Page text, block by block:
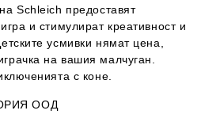
Schleich предоставят
и стимулират креативност и
усмивки нямат цена,
на вашия малчуган.
с коне.
ООД